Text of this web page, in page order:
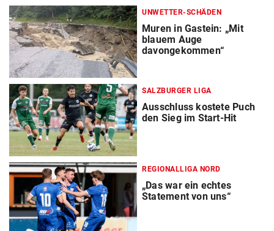
UNWETTER-SCHÄDEN
Muren in Gastein: „Mit
blauem Auge
davongekommen“
SALZBURGER LIGA
Ausschluss kostete Puch
den Sieg im Start-Hit
REGIONALLIGA NORD
„Das war ein echtes
Statement von uns“